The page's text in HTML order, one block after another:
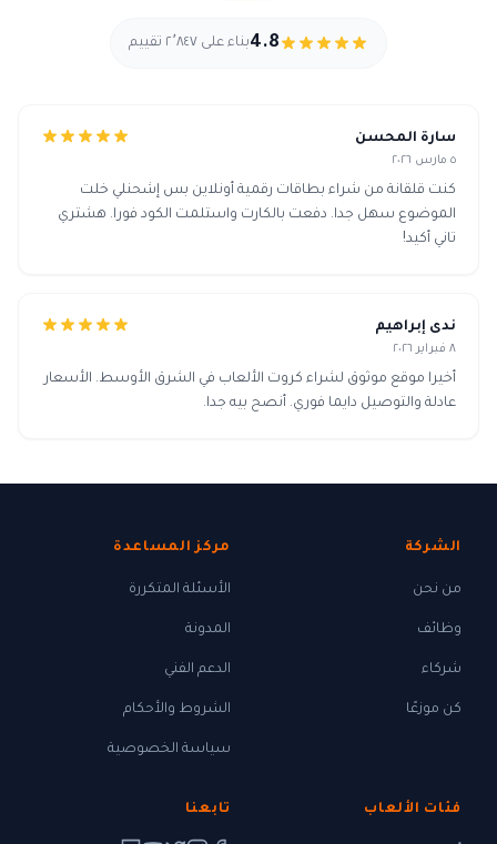
4.8بناء على ٢٬٨٤٧ تقييم
سارة المحسن
٥ مارس ٢٠٢٦
كنت قلقانة من شراء بطاقات رقمية أونلاين بس إشحنلي خلت
الموضوع سهل جدا. دفعت بالكارت واستلمت الكود فورا. هشتري
تاني أكيد!
ندى إبراهيم
٨ فبراير ٢٠٢٦
أخيرا موقع موثوق لشراء كروت الألعاب في الشرق الأوسط. الأسعار
عادلة والتوصيل دايما فوري. أنصح بيه جدا.
الشركة
من نحن
وظائف
شركاء
كن موزعًا
مركز المساعدة
الأسئلة المتكررة
المدونة
الدعم الفني
الشروط والأحكام
سياسة الخصوصية
فئات الألعاب تابعنا